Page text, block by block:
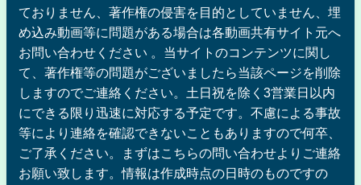
ておりません、著作権の侵害を目的としていません、埋
め込み動画等に問題がある場合は各動画共有サイト元へ
お問い合わせください 。当サイトのコンテンツに関し
て、著作権等の問題がございましたら当該ページを削除
しますのでご連絡ください。土日祝を除く3営業日以内
にできる限り迅速に対応する予定です。不慮による事故
等により連絡を確認できないこともありますので何卒、
ご了承ください。まずはこちらの問い合わせよりご連絡
お願い致します。情報は作成時点の日時のものですの